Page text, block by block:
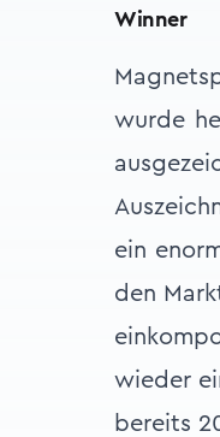
Winner
wurde
ein
den
wieder
bereits